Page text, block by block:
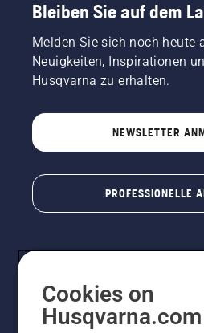
Bleiben Sie auf dem
Melden Sie sich noch heute
Neuigkeiten, Inspirationen
Husqvarna zu erhalten.
NEWSLETTER
PROFESSIONELLE
Cookies on
Husqvarna.com